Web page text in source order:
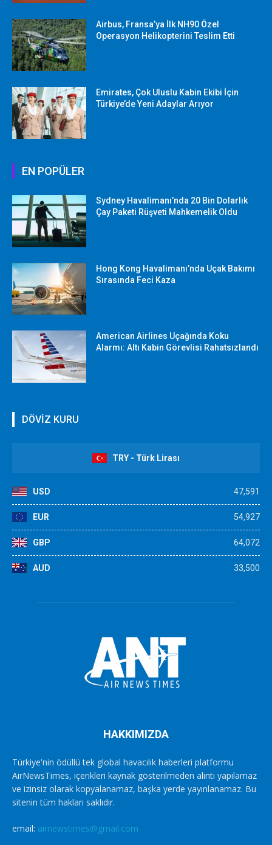
Airbus, Fransa’ya İlk NH90 Özel
Operasyon Helikopterini Teslim Etti
Emirates, Çok Uluslu Kabin Ekibi İçin
Türkiye’de Yeni Adaylar Arıyor
EN POPÜLER
Sydney Havalimanı’nda 20 Bin Dolarlık
Çay Paketi Rüşveti Mahkemelik Oldu
Hong Kong Havalimanı’nda Uçak Bakımı
Sırasında Feci Kaza
American Airlines Uçağında Koku
Alarmı: Altı Kabin Görevlisi Rahatsızlandı
DÖVİZ KURU
TRY - Türk Lirası
USD 47,591
EUR 54,927
GBP 64,072
AUD 33,500
HAKKIMIZDA
Türkiye'nin ödüllü tek global havacılık haberleri platformu
AirNewsTimes, içerikleri kaynak gösterilmeden alıntı yapılamaz
ve izinsiz olarak kopyalanamaz, başka yerde yayınlanamaz. Bu
sitenin tüm hakları saklıdır.
email: airnewstimes@gmail.com